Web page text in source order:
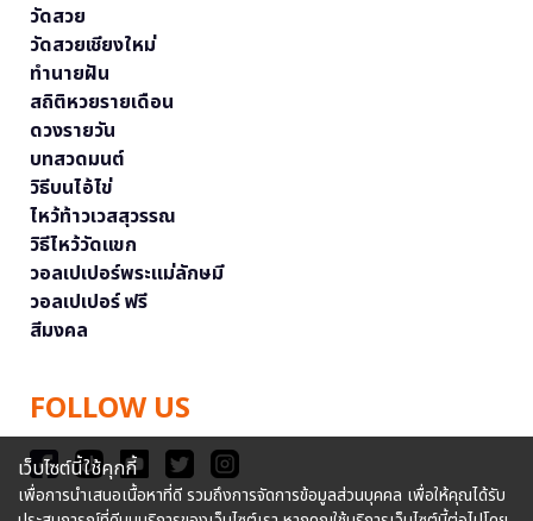
วัดสวย
วัดสวยเชียงใหม่
ทำนายฝัน
สถิติหวยรายเดือน
ดวงรายวัน
บทสวดมนต์
วิธีบนไอ้ไข่
ไหว้ท้าวเวสสุวรรณ
วิธีไหว้วัดแขก
วอลเปเปอร์พระแม่ลักษมี
วอลเปเปอร์ ฟรี
สีมงคล
FOLLOW US
เว็บไซต์นี้ใช้คุกกี้
เพื่อการนำเสนอเนื้อหาที่ดี รวมถึงการจัดการข้อมูลส่วนบุคคล เพื่อให้คุณได้รับ